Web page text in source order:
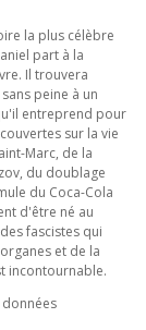
la plus célèbre
part à la
Il trouvera
peine à un
entreprend pour
sur la vie
Marc, de la
du doublage
du Coca-Cola
d'être né au
fascistes qui
et de la
incontournable.
données